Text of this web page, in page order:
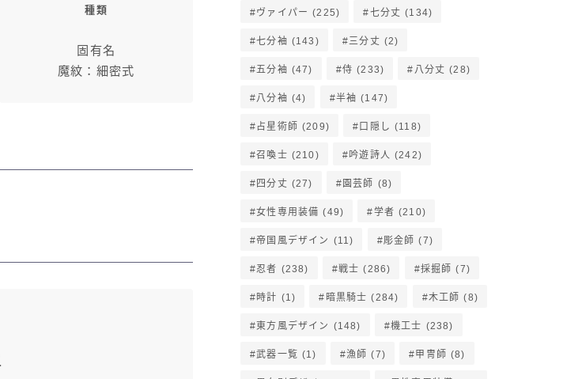
種類
固有名
魔紋：細密式
ヴァイパー (225) 七分丈 (134)
七分袖 (143) 三分丈 (2)
五分袖 (47) 侍 (233) 八分丈 (28)
八分袖 (4) 半袖 (147)
占星術師 (209) 口隠し (118)
召喚士 (210) 吟遊詩人 (242)
四分丈 (27) 園芸師 (8)
女性専用装備 (49) 学者 (210)
帝国風デザイン (11) 彫金師 (7)
忍者 (238) 戦士 (286) 採掘師 (7)
時計 (1) 暗黒騎士 (284) 木工師 (8)
東方風デザイン (148) 機工士 (238)
武器一覧 (1) 漁師 (7) 甲冑師 (8)